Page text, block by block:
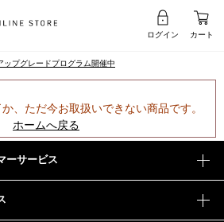
ログイン カート
ップグレードプログラム開催中
、ただ今お取扱いできない商品です。
ホームへ戻る
ーサービス